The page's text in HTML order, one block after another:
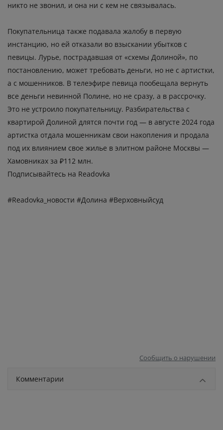
никто не звонил, и она ни с кем не связывалась.
Покупательница также подавала жалобу в первую
инстанцию, но ей отказали во взыскании убытков с
певицы. Лурье, пострадавшая от «схемы Долиной», по
постановлению, может требовать деньги, но не с артистки,
а с мошенников. В телеэфире певица пообещала вернуть
все деньги невинной Полине, но не сразу, а в рассрочку.
Это не устроило покупательницу. Разбирательства с
квартирой Долиной длятся почти год — в августе 2024 года
артистка отдала мошенникам свои накопления и продала
под их влиянием свое жилье в элитном районе Москвы —
Хамовниках за ₽112 млн.
Подписывайтесь на Readovka
#Readovka_новости #Долина #Верховныйсуд
Сообщить о нарушении
Комментарии